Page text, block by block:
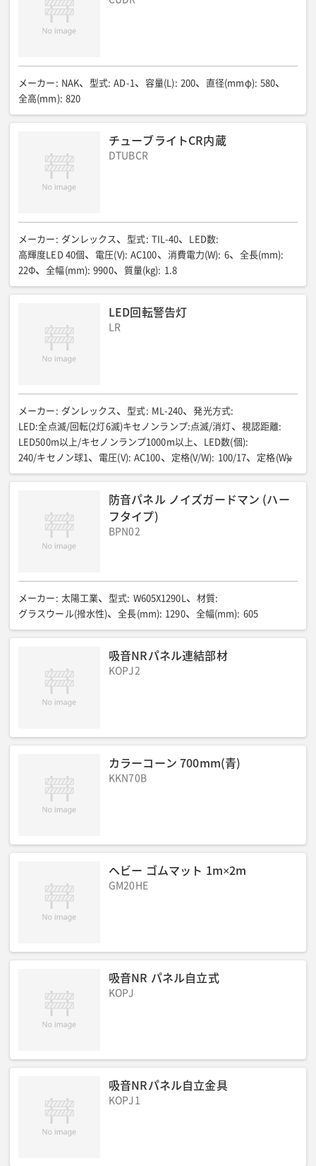
無日照:約3-4日/点滅表示・ドライブレコーダー無しの場合
点滅・交互点滅・スクロール
昇降装置: ー
メーカー : NAK 型式: AD-1 容量(L): 200 直径(mmφ): 580
全高(mm): 820
チューブライトCR内蔵
DTUBCR
メーカー : ダンレックス 型式: TIL-40 LED数:
高輝度LED 40個
電圧(V): AC100 消費電力(W): 6 全長(mm):
22Φ
全幅(mm): 9900 質量(kg): 1.8
LED回転警告灯
LR
メーカー : ダンレックス 型式: ML-240 発光方式:
LED:全点滅/回転(2灯6滅)キセノンランプ:点滅/消灯
視認距離:
LED500m以上/キセノンランプ1000m以上
LED数(個):
240/キセノン球1
電圧(V): AC100 定格(V/W): 100/17 定格(W):
ー
全幅(mm): 560(本体) 全高(mm): 560(本体) 直径(mm):
防音パネル ノイズガードマン (ハー
フタイプ)
BPN02
メーカー : 太陽工業 型式: W605X1290L 材質:
グラスウール(撥水性)
全長(mm): 1290 全幅(mm): 605
吸音NRパネル連結部材
KOPJ2
カラーコーン 700mm(青)
KKN70B
ヘビー ゴムマット 1m×2m
GM20HE
吸音NR パネル自立式
KOPJ
吸音NRパネル自立金具
KOPJ1